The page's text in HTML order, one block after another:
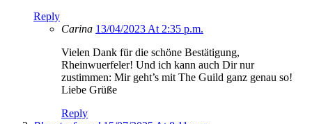
Reply
Carina 13/04/2023 At 2:35 p.m.
Vielen Dank für die schöne Bestätigung,
Rheinwuerfeler! Und ich kann auch Dir nur
zustimmen: Mir geht’s mit The Guild ganz genau so!
Liebe Grüße
Reply